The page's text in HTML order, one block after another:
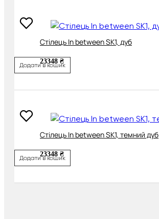
Cтілець In between SK1, дуб
23348 ₴
Додати в кошик
Cтілець In between SK1, темний дуб
23348 ₴
Додати в кошик